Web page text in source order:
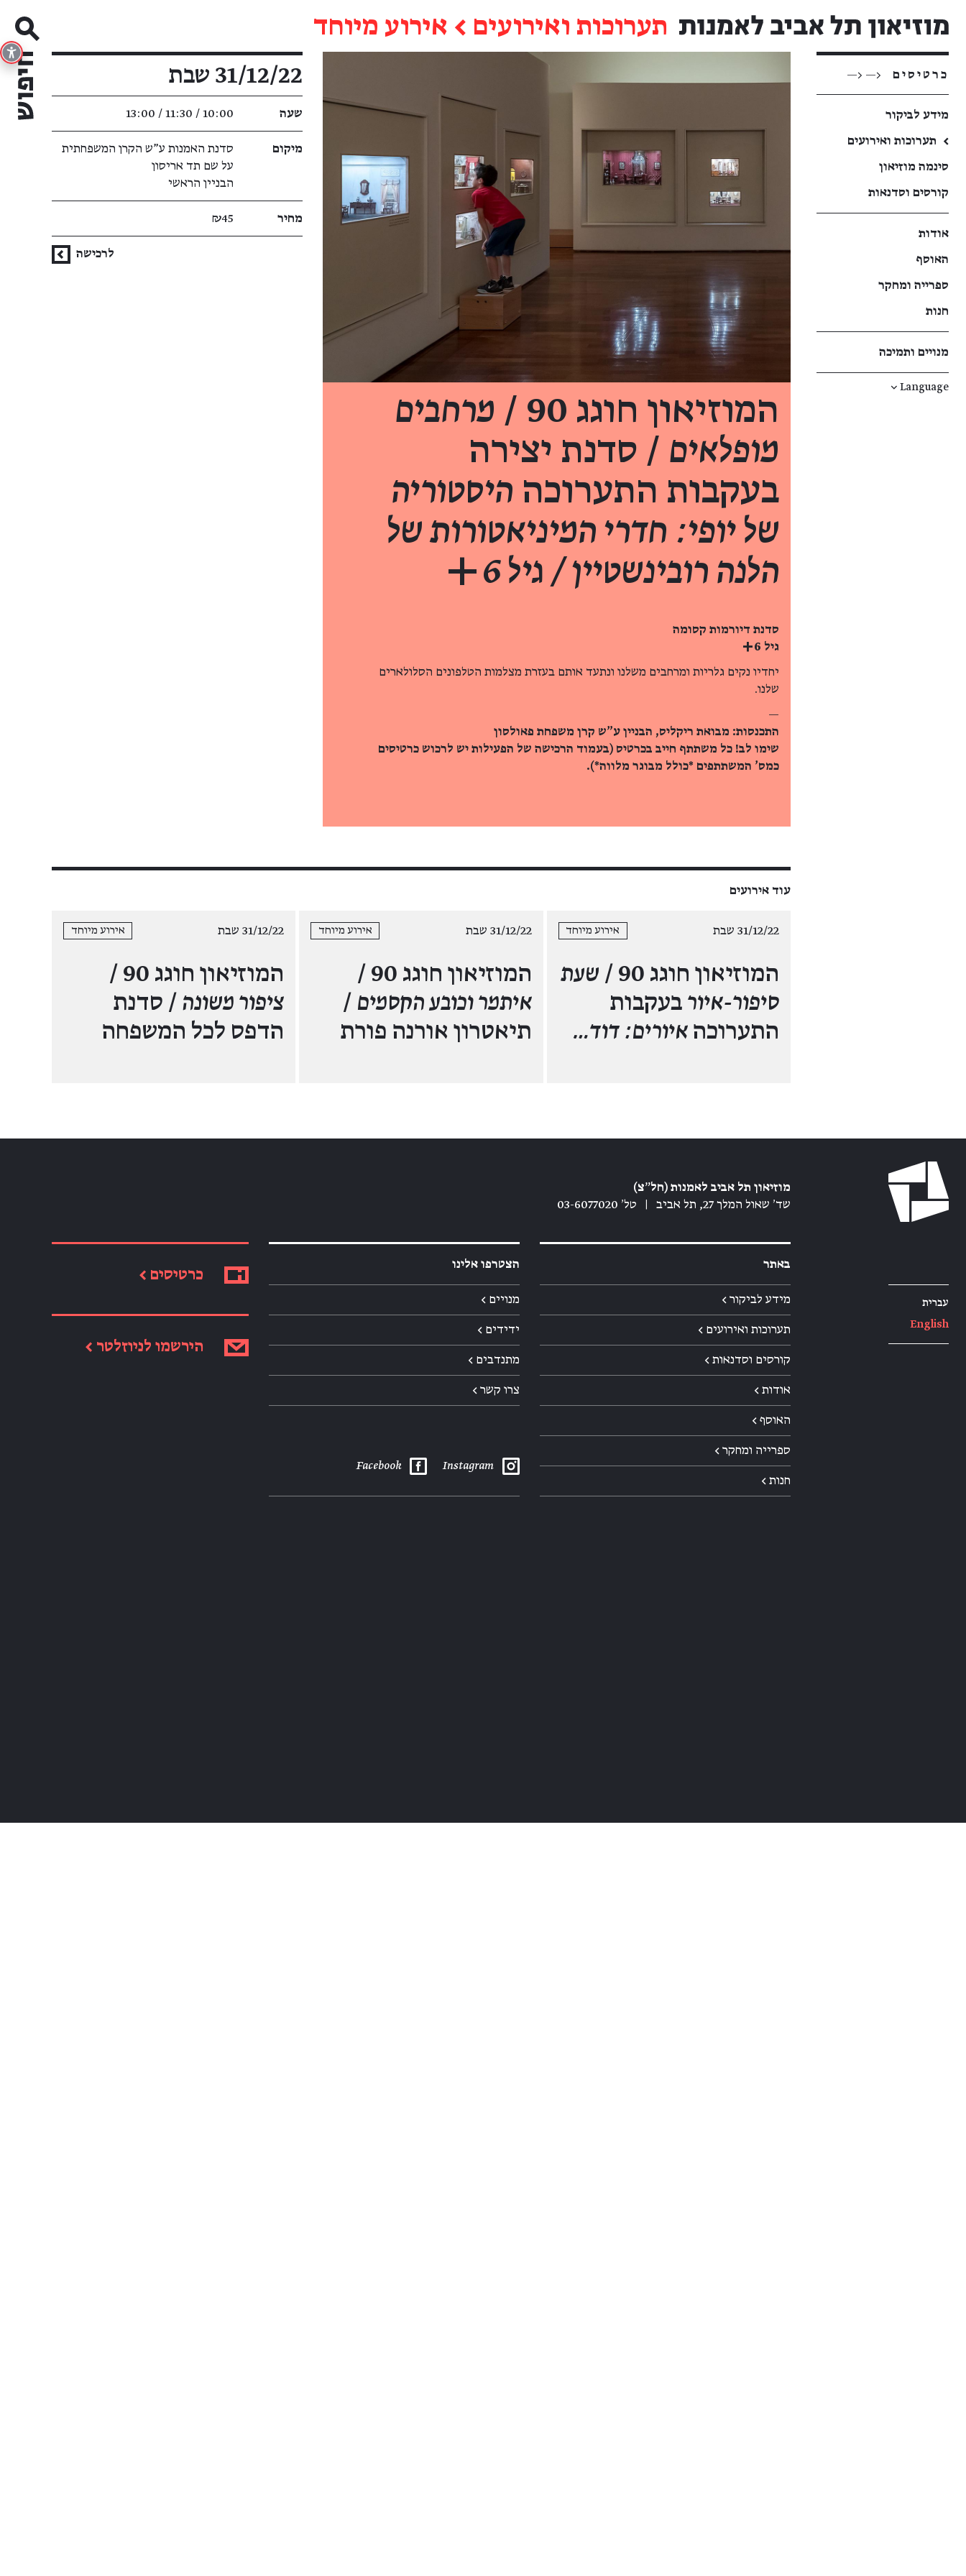
תערוכות ואירועים ← אירוע מיוחד
כרטיסים <— <—
מידע לביקור
←
תערוכות ואירועים
סינמה מוזיאון
קורסים וסדנאות
אודות
האוסף
ספרייה ומחקר
חנות
מנויים ותמיכה
Language
↓
המוזיאון חוגג 90 /
מרחבים
מופלאים / סדנת יצירה
בעקבות התערוכה היסטוריה
של יופי: חדרי המיניאטורות של
הלנה רובינשטיין / גיל 6+
סדנת דיורמות קסומה
גיל 6+
יחדיו נקים גלריות ומרחבים משלנו ונתעד אותם בעזרת מצלמות הטלפונים הסלולארים
שלנו.
—
התכנסות: מבואת ריקליס, הבניין ע"ש קרן משפחת פאולסון
שימו לב! כל משתתף חייב בכרטיס (בעמוד הרכישה של הפעילות יש לרכוש כרטיסים
כמס' המשתתפים *כולל מבוגר מלווה*).
פרטי האירוע
31/12/22 שבת
שעה 10:00 / 11:30 / 13:00
מיקום
סדנת האמנות ע"ש הקרן המשפחתית
על שם תד אריסון
הבניין הראשי
מחיר ₪45
לרכישה
עוד אירועים
31/12/22 שבת אירוע מיוחד
המוזיאון חוגג 90 /
שעת
סיפור-איור בעקבות
התערוכה איורים: דוד…
31/12/22 שבת אירוע מיוחד
המוזיאון חוגג 90 /
איתמר וכובע הקסמים /
תיאטרון אורנה פורת
31/12/22 שבת אירוע מיוחד
המוזיאון חוגג 90 /
ציפור משונה / סדנת
הדפס לכל המשפחה
עברית
English
מוזיאון תל אביב לאמנות (חל״צ)
שד׳ שאול המלך 27, תל אביב
טל׳ 03-6077020
באתר
מידע לביקור ←
תערוכות ואירועים ←
קורסים וסדנאות ←
אודות ←
האוסף ←
ספרייה ומחקר ←
חנות ←
הצטרפו אלינו
מנויים ←
ידידים ←
מתנדבים ←
צרו קשר ←
Instagram
Facebook
כרטיסים ←
הירשמו לניוזלטר ←